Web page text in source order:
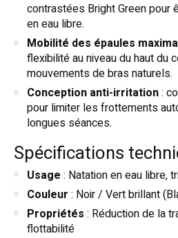
contrastées Bright Green pour
en eau libre.
Mobilité des épaules
flexibilité au niveau du haut du
mouvements de bras naturels.
Conception anti-irritation:
pour limiter les frottements
longues séances.
Spécifications
Usage : Natation en eau libre,
Couleur : Noir / Vert brillant
Propriétés : Réduction de la
flottabilité